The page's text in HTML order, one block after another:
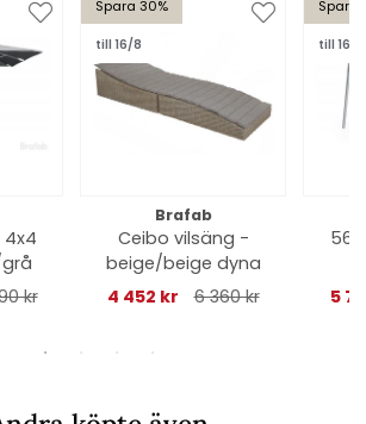
4x4
kr
Spara 30%
till 16/8
Brafab
Ceibo vilsäng -
beige/beige dyna
4 452 kr
6 360 kr
Spara
till 16/8
5